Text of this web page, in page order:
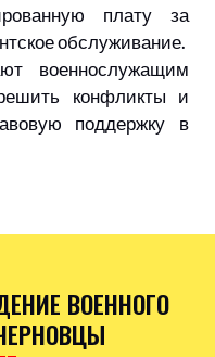
плату за
обслуживание.
военнослужащим
конфликты и
поддержку в
ВОЕННОГО